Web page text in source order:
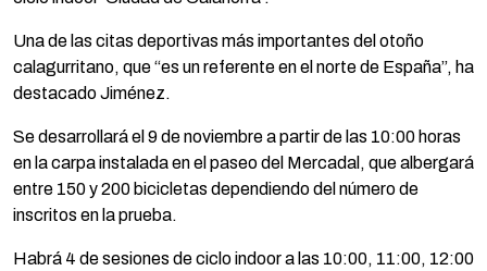
Una de las citas deportivas más importantes del otoño
calagurritano, que “es un referente en el norte de España”, ha
destacado Jiménez.
Se desarrollará el 9 de noviembre a partir de las 10:00 horas
en la carpa instalada en el paseo del Mercadal, que albergará
entre 150 y 200 bicicletas dependiendo del número de
inscritos en la prueba.
Habrá 4 de sesiones de ciclo indoor a las 10:00, 11:00, 12:00